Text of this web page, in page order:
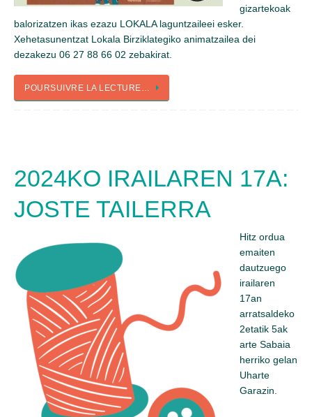
gizartekoak
balorizatzen ikas ezazu LOKALA laguntzaileei esker.
Xehetasunentzat Lokala Birziklategiko animatzailea dei
dezakezu 06 27 88 66 02 zebakirat.
POURSUIVRE LA LECTURE…
2024KO IRAILAREN 17A:
JOSTE TAILERRA
Hitz ordua
emaiten
dautzuego
irailaren
17an
arratsaldeko
2etatik 5ak
arte Sabaia
herriko gelan
Uharte
Garazin.